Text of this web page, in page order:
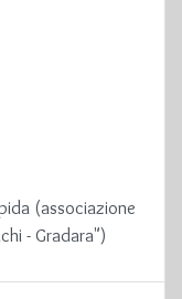
(associazione
- Gradara")